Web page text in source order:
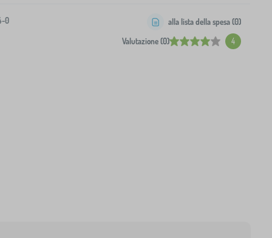
0
Valutazione (0) 4
alla lista della spesa (0)